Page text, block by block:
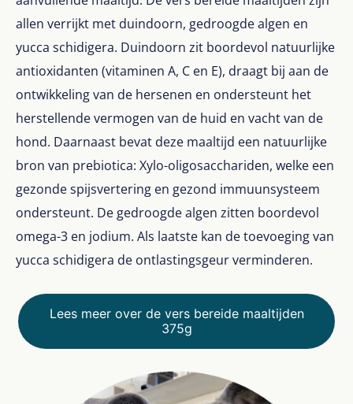
allen verrijkt met duindoorn, gedroogde algen en
yucca schidigera. Duindoorn zit boordevol natuurlijke
antioxidanten (vitaminen A, C en E), draagt bij aan de
ontwikkeling van de hersenen en ondersteunt het
herstellende vermogen van de huid en vacht van de
hond. Daarnaast bevat deze maaltijd een natuurlijke
bron van prebiotica: Xylo-oligosacchariden, welke een
gezonde spijsvertering en gezond immuunsysteem
ondersteunt. De gedroogde algen zitten boordevol
omega-3 en jodium. Als laatste kan de toevoeging van
yucca schidigera de ontlastingsgeur verminderen.
Lees meer over de vers bereide maaltijden
375g